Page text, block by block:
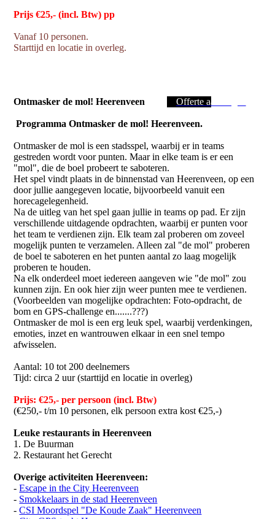
Prijs €25,- (incl. Btw) pp
Vanaf 10 personen.
Starttijd en locatie in overleg.
Offerte aanvragen
Ontmasker de mol! Heerenveen
Programma Ontmasker de mol! Heerenveen.
Ontmasker de mol is een stadsspel, waarbij er in teams
gestreden wordt voor punten. Maar in elke team is er een
"mol", die de boel probeert te saboteren.
Het spel vindt plaats in de binnenstad van Heerenveen, op een
door jullie aangegeven locatie, bijvoorbeeld vanuit een
horecagelegenheid.
Na de uitleg van het spel gaan jullie in teams op pad. Er zijn
verschillende uitdagende opdrachten, waarbij er punten voor
het team te verdienen zijn. Elk team zal proberen om zoveel
mogelijk punten te verzamelen. Alleen zal "de mol" proberen
de boel te saboteren en het punten aantal zo laag mogelijk
proberen te houden.
Na elk onderdeel moet iedereen aangeven wie "de mol" zou
kunnen zijn. En ook hier zijn weer punten mee te verdienen.
(Voorbeelden van mogelijke opdrachten: Foto-opdracht, de
bom en GPS-challenge en.......???)
Ontmasker de mol is een erg leuk spel, waarbij verdenkingen,
emoties, inzet en wantrouwen elkaar in een snel tempo
afwisselen.
Aantal: 10 tot 200 deelnemers
Tijd: circa 2 uur (starttijd en locatie in overleg)
Prijs: €25,- per persoon (incl. Btw)
(€250,- t/m 10 personen, elk persoon extra kost €25,-)
Leuke restaurants in Heerenveen
1. De Buurman
2. Restaurant het Gerecht
Overige activiteiten Heerenveen:
-Escape in the City Heerenveen
- Smokkelaars in de stad Heerenveen
-CSI Moordspel "De Koude Zaak" Heerenveen